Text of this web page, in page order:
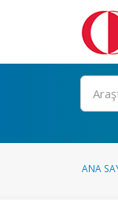
Ara
ANA